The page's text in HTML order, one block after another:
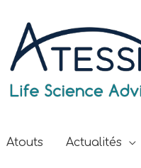
Atouts Actualités